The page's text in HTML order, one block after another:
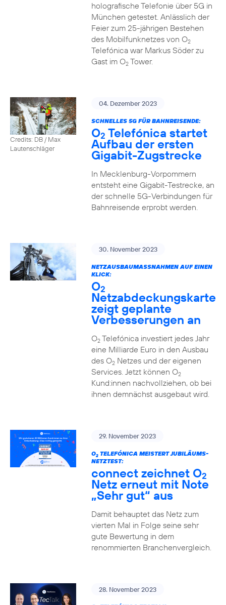
holografische Telefonie über 5G in
München getestet. Anlässlich der
Feier zum 25-jährigen Bestehen
des Mobilfunknetzes von O2
Telefónica war Markus Söder zu
Gast im O2Tower.
Credits: DB / Max
Lautenschläger
04. Dezember 2023
SCHNELLES 5G FÜR BAHNREISENDE:
O2 Telefónica startet
Aufbau der ersten
Gigabit-Zugstrecke
In Mecklenburg-Vorpommern
entsteht eine Gigabit-Testrecke, an
der schnelle 5G-Verbindungen für
Bahnreisende erprobt werden.
30. November 2023
NETZAUSBAUMASSNAHMEN AUF EINEN K
LICK:
O2
Netzabdeckungskarte
zeigt geplante
Verbesserungen an
O2Telefónica investiert jedes Jahr
eine Milliarde Euro in den Ausbau
des O2Netzes und der eigenen
Services. Jetzt können O2
Kund:innen nachvollziehen, ob bei
ihnen demnächst ausgebaut wird.
29. November 2023
O2TELEFÓNICA MEISTERT JUBILÄUMS-
NETZTEST:
connect zeichnet O2
Netz erneut mit Note
„Sehr gut“ aus
Damit behauptet das Netz zum
vierten Mal in Folge seine sehr
gute Bewertung in dem
renommierten Branchenvergleich.
28. November 2023